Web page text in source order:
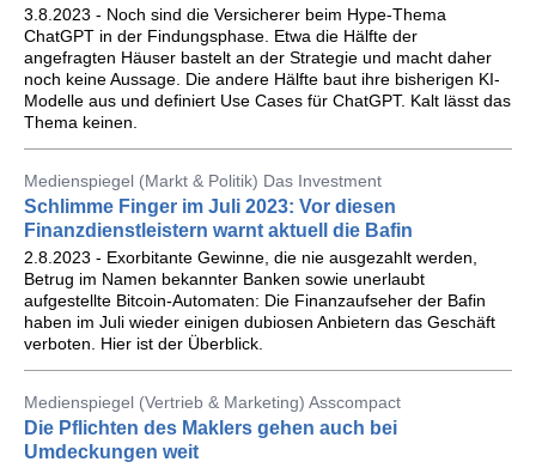
3.8.2023 - Noch sind die Versicherer beim Hype-Thema
ChatGPT in der Findungsphase. Etwa die Hälfte der
angefragten Häuser bastelt an der Strategie und macht daher
noch keine Aussage. Die andere Hälfte baut ihre bisherigen KI-
Modelle aus und definiert Use Cases für ChatGPT. Kalt lässt das
Thema keinen.
Medienspiegel (Markt & Politik) Das Investment
Schlimme Finger im Juli 2023: Vor diesen
Finanzdienstleistern warnt aktuell die Bafin
2.8.2023 - Exorbitante Gewinne, die nie ausgezahlt werden,
Betrug im Namen bekannter Banken sowie unerlaubt
aufgestellte Bitcoin-Automaten: Die Finanzaufseher der Bafin
haben im Juli wieder einigen dubiosen Anbietern das Geschäft
verboten. Hier ist der Überblick.
Medienspiegel (Vertrieb & Marketing) Asscompact
Die Pflichten des Maklers gehen auch bei
Umdeckungen weit